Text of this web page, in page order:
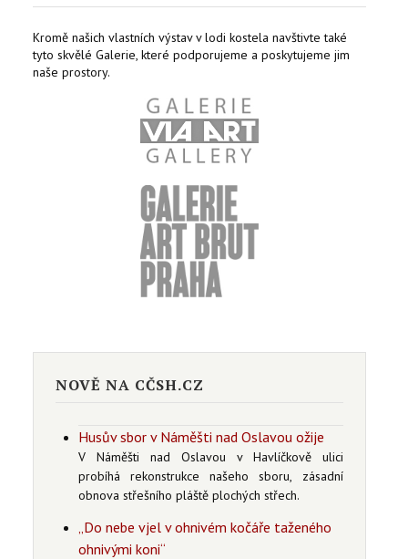
Kromě našich vlastních výstav v lodi kostela navštivte také
tyto skvělé Galerie, které podporujeme a poskytujeme jim
naše prostory.
NOVĚ NA CČSH.CZ
Husův sbor v Náměšti nad Oslavou ožije
V Náměšti nad Oslavou v Havlíčkově ulici
probíhá rekonstrukce našeho sboru, zásadní
obnova střešního pláště plochých střech.
„Do nebe vjel v ohnivém kočáře taženého
ohnivými koni“